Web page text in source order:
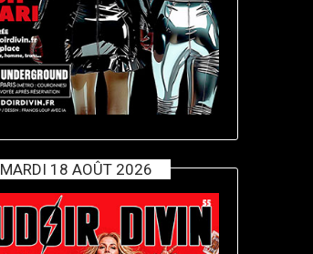
MARDI 18 AOÛT 2026